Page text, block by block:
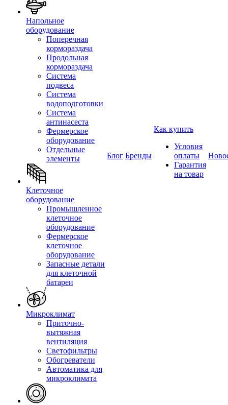
Напольное
оборудование
Поперечная
кормораздача
Продольная
кормораздача
Система
подвеса
Система
водоподготовки
Система
антинасеста
Фермерское
оборудование
Отдельные
элементы
Клеточное
оборудование
Промышленное
клеточное
оборудование
Фермерское
клеточное
оборудование
Запасные детали
для клеточной
батареи
Микроклимат
Приточно-
вытяжная
вентиляция
Светофильтры
Обогреватели
Автоматика для
микроклимата
Блог Бренды
Как купить
Условия
оплаты
Гарантия
на товар